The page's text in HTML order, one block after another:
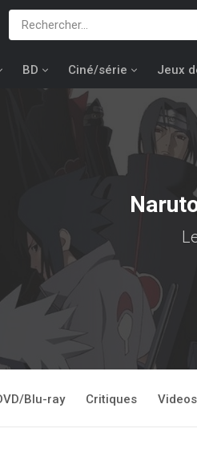
BD Ciné/série Jeux
Blu-ray Critiques Videos